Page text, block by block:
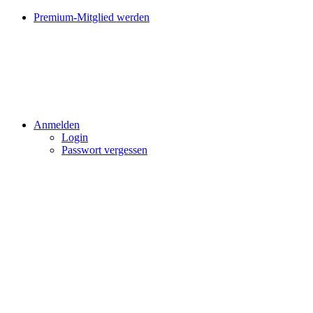
Premium-Mitglied werden
Anmelden
Login
Passwort vergessen